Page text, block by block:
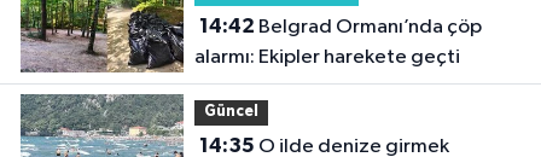
14:42
alarmı: Ekipler harekete geçti
Güncel
14:35